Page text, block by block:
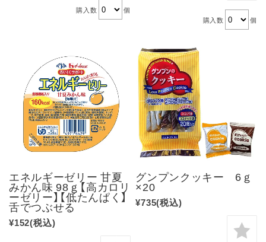
購入数
個
購入数
個
エネルギーゼリー 甘夏
みかん味 98ｇ【高カロリ
ーゼリー】【低たんぱく】
舌でつぶせる
¥152(税込)
グンプンクッキー 6ｇ
×20
¥735(税込)